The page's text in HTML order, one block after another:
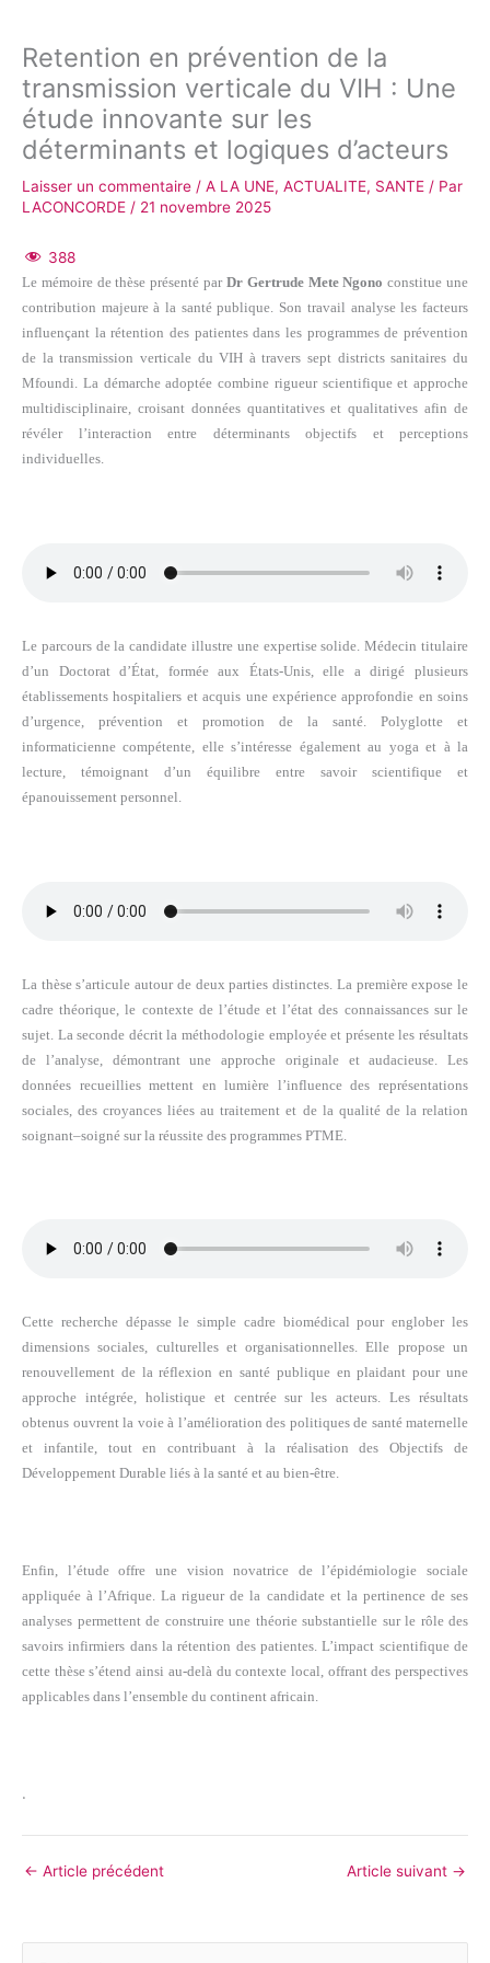
Retention en prévention de la
transmission verticale du VIH : Une
étude innovante sur les
déterminants et logiques d’acteurs
Laisser un commentaire / A LA UNE, ACTUALITE, SANTE / Par
LACONCORDE / 21 novembre 2025
388
Le mémoire de thèse présenté par Dr Gertrude Mete Ngono constitue une
contribution majeure à la santé publique. Son travail analyse les facteurs
influençant la rétention des patientes dans les programmes de prévention
de la transmission verticale du VIH à travers sept districts sanitaires du
Mfoundi. La démarche adoptée combine rigueur scientifique et approche
multidisciplinaire, croisant données quantitatives et qualitatives afin de
révéler l’interaction entre déterminants objectifs et perceptions
individuelles.
Le parcours de la candidate illustre une expertise solide. Médecin titulaire
d’un Doctorat d’État, formée aux États-Unis, elle a dirigé plusieurs
établissements hospitaliers et acquis une expérience approfondie en soins
d’urgence, prévention et promotion de la santé. Polyglotte et
informaticienne compétente, elle s’intéresse également au yoga et à la
lecture, témoignant d’un équilibre entre savoir scientifique et
épanouissement personnel.
La thèse s’articule autour de deux parties distinctes. La première expose le
cadre théorique, le contexte de l’étude et l’état des connaissances sur le
sujet. La seconde décrit la méthodologie employée et présente les résultats
de l’analyse, démontrant une approche originale et audacieuse. Les
données recueillies mettent en lumière l’influence des représentations
sociales, des croyances liées au traitement et de la qualité de la relation
soignant–soigné sur la réussite des programmes PTME.
Cette recherche dépasse le simple cadre biomédical pour englober les
dimensions sociales, culturelles et organisationnelles. Elle propose un
renouvellement de la réflexion en santé publique en plaidant pour une
approche intégrée, holistique et centrée sur les acteurs. Les résultats
obtenus ouvrent la voie à l’amélioration des politiques de santé maternelle
et infantile, tout en contribuant à la réalisation des Objectifs de
Développement Durable liés à la santé et au bien-être.
Enfin, l’étude offre une vision novatrice de l’épidémiologie sociale
appliquée à l’Afrique. La rigueur de la candidate et la pertinence de ses
analyses permettent de construire une théorie substantielle sur le rôle des
savoirs infirmiers dans la rétention des patientes. L’impact scientifique de
cette thèse s’étend ainsi au-delà du contexte local, offrant des perspectives
applicables dans l’ensemble du continent africain.
.
← Article précédent Article suivant →